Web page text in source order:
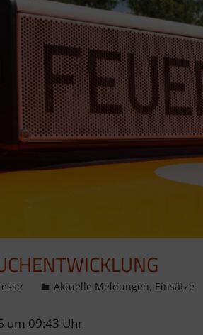
Aktuelle Meldungen, Einsätze
um 09:43 Uhr